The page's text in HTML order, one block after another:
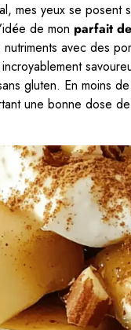
mes yeux se posent
de mon parfait
avec des
gluten. En moins
une bonne dose